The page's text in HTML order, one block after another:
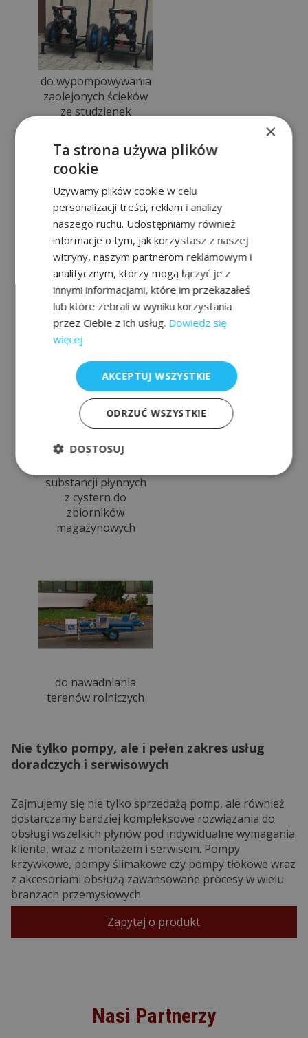
do wypompowywania
zaolejonych ścieków
ze studzienek
do przygotowania
i dozowania polimeru
w oczyszczalniach
ścieków
substancji płynnych
z cystern do
zbiorników
magazynowych
do nawadniania
terenów rolniczych
Nie tylko pompy, ale i pełen zakres usług
doradczych i serwisowych
Zajmujemy się nie tylko sprzedażą pomp, ale również
dostarczamy bardziej kompleksowe rozwiązania do
obsługi wszelkich płynów pod indywidualne wymagania
klienta, wraz z montażem i serwisem. Pompy
krzywkowe, pompy ślimakowe czy pompy tłokowe wraz
z akcesoriami obsłużą zawansowane procesy w wielu
branżach przemysłowych.
Zapytaj o produkt
Nasi Partnerzy
×
Ta strona używa plików
cookie
Używamy plików cookie w celu
personalizacji treści, reklam i analizy
naszego ruchu. Udostępniamy również
informacje o tym, jak korzystasz z naszej
witryny, naszym partnerom reklamowym i
analitycznym, którzy mogą łączyć je z
innymi informacjami, które im przekazałeś
lub które zebrali w wyniku korzystania
przez Ciebie z ich usług. Dowiedz się
więcej
AKCEPTUJ WSZYSTKIE
ODRZUĆ WSZYSTKIE
DOSTOSUJ